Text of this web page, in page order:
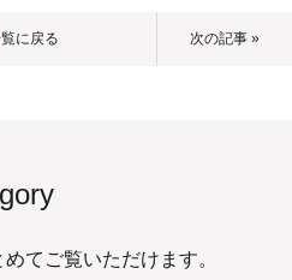
に戻る 次の記事 »
てご覧いただけます。